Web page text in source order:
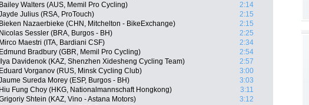
Bailey Walters (AUS, Memil Pro Cycling)
2:14
Julius (RSA, ProTouch)
2:15
Bieken Nazaerbieke (CHN, Mitchelton - BikeExchange)
2:15
Nicolas Sessler (BRA, Burgos - BH)
2:25
Mirco Maestri (ITA, Bardiani CSF)
2:34
Edmund Bradbury (GBR, Memil Pro Cycling)
2:54
Ilya Davidenok (KAZ, Shenzhen Xidesheng Cycling Team)
2:57
Eduard Vorganov (RUS, Minsk Cycling Club)
3:00
Sureda Morey (ESP, Burgos - BH)
3:03
Hiu Fung Choy (HKG, Nationalmannschaft Hongkong)
3:11
Shtein (KAZ, Vino - Astana Motors)
3:12